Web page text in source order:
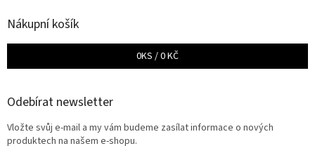
Nákupní košík
0KS /0 KČ
Odebírat newsletter
Vložte svůj e-mail a my vám budeme zasílat informace o nových
produktech na našem e-shopu.